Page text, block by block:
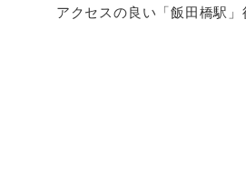
アクセスの良い「飯田橋駅